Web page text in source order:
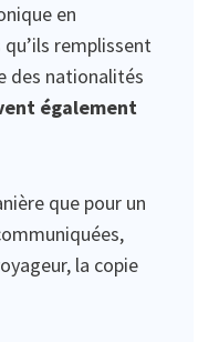
en
remplissent
des nationalités
également
que pour un
la copie